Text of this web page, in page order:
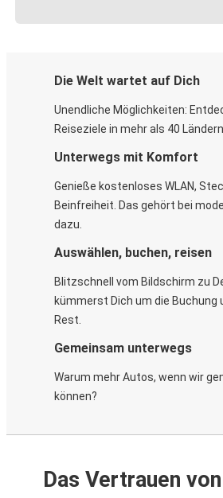
Die Welt wartet auf Dich
Unendliche Möglichkeiten:
Reiseziele in mehr als 40 Ländern.
Unterwegs mit Komfort
Genieße kostenloses WLAN,
Beinfreiheit. Das gehört bei
dazu.
Auswählen, buchen, reisen
Blitzschnell vom Bildschirm zu
kümmerst Dich um die Buchung
Rest.
Gemeinsam unterwegs
Warum mehr Autos, wenn wir
können?
Das Vertrauen